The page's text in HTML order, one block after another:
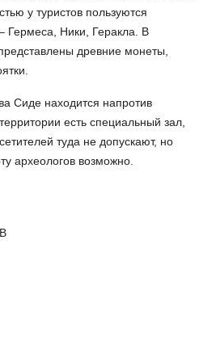
у туристов пользуются
Гермеса, Ники, Геракла. В
древние монеты,
Сиде находится напротив
есть специальный зал,
туда не допускают, но
археологов возможно.